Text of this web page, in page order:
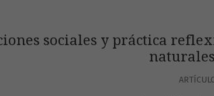
sociales y práctica